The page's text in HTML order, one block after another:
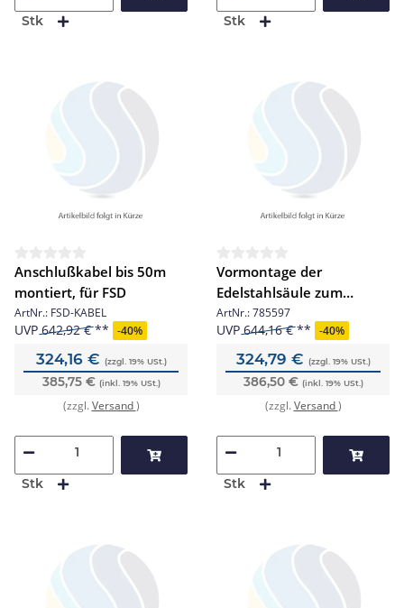
Stk Stk
Anschlußkabel bis 50m
montiert, für FSD
ArtNr.: FSD-KABEL
UVP642,92 € -40%
324,16 € (zzgl. 19% USt.)
385,75 € (inkl. 19% USt.)
(zzgl.Versand)
Stk
Vormontage der
Edelstahlsäule zum
Ausgießen
ArtNr.:785597
UVP644,16 € -40%
324,79 € (zzgl. 19% USt.)
386,50 € (inkl. 19% USt.)
(zzgl.Versand)
Stk